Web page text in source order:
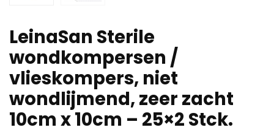
LeinaSan Sterile
wondkompersen /
vlieskompers, niet
wondlijmend, zeer zacht
10cm x 10cm – 25×2 Stck.